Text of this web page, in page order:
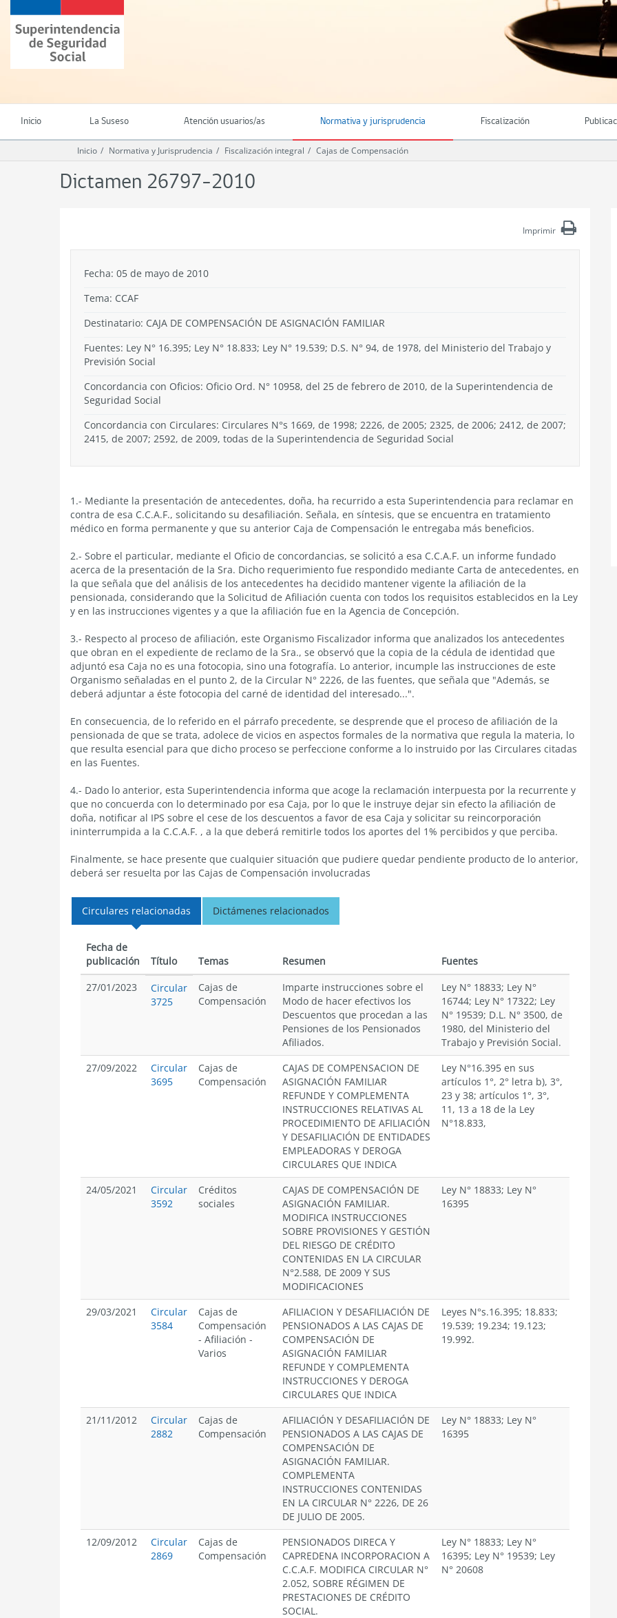
contenido
principal
Superintendencia
de
Seguridad
(SUSESO)
Chile
Inicio La Suseso Atención usuarios/as Normativa y jurisprudencia Fiscalización
Inicio Normativa y Jurisprudencia Fiscalización integral Cajas de Compensación
Dictamen 26797-2010
Imprimir
Fecha: 05 de mayo de 2010
Tema: CCAF
Destinatario: CAJA DE COMPENSACIÓN DE ASIGNACIÓN FAMILIAR
Fuentes: Ley N° 16.395; Ley N° 18.833; Ley N° 19.539; D.S. N° 94, de 1978, del Ministerio del Trabajo y
Previsión Social
Concordancia con Oficios: Oficio Ord. N° 10958, del 25 de febrero de 2010, de la Superintendencia de
Seguridad Social
Concordancia con Circulares: Circulares N°s 1669, de 1998; 2226, de 2005; 2325, de 2006; 2412, de 2007;
2415, de 2007; 2592, de 2009, todas de la Superintendencia de Seguridad Social
1.- Mediante la presentación de antecedentes, doña, ha recurrido a esta Superintendencia para reclamar en
contra de esa C.C.A.F., solicitando su desafiliación. Señala, en síntesis, que se encuentra en tratamiento
médico en forma permanente y que su anterior Caja de Compensación le entregaba más beneficios.
2.- Sobre el particular, mediante el Oficio de concordancias, se solicitó a esa C.C.A.F. un informe fundado
acerca de la presentación de la Sra. Dicho requerimiento fue respondido mediante Carta de antecedentes, en
la que señala que del análisis de los antecedentes ha decidido mantener vigente la afiliación de la
pensionada, considerando que la Solicitud de Afiliación cuenta con todos los requisitos establecidos en la Ley
y en las instrucciones vigentes y a que la afiliación fue en la Agencia de Concepción.
3.- Respecto al proceso de afiliación, este Organismo Fiscalizador informa que analizados los antecedentes
que obran en el expediente de reclamo de la Sra., se observó que la copia de la cédula de identidad que
adjuntó esa Caja no es una fotocopia, sino una fotografía. Lo anterior, incumple las instrucciones de este
Organismo señaladas en el punto 2, de la Circular N° 2226, de las fuentes, que señala que "Además, se
deberá adjuntar a éste fotocopia del carné de identidad del interesado...".
En consecuencia, de lo referido en el párrafo precedente, se desprende que el proceso de afiliación de la
pensionada de que se trata, adolece de vicios en aspectos formales de la normativa que regula la materia, lo
que resulta esencial para que dicho proceso se perfeccione conforme a lo instruido por las Circulares citadas
en las Fuentes.
4.- Dado lo anterior, esta Superintendencia informa que acoge la reclamación interpuesta por la recurrente y
que no concuerda con lo determinado por esa Caja, por lo que le instruye dejar sin efecto la afiliación de
doña, notificar al IPS sobre el cese de los descuentos a favor de esa Caja y solicitar su reincorporación
ininterrumpida a la C.C.A.F. , a la que deberá remitirle todos los aportes del 1% percibidos y que perciba.
Finalmente, se hace presente que cualquier situación que pudiere quedar pendiente producto de lo anterior,
deberá ser resuelta por las Cajas de Compensación involucradas
Circulares relacionadas Dictámenes relacionados
Fecha de
publicación
Título Temas Resumen
Fuentes
27/01/2023
Circular
3725
Cajas de
Compensación
Imparte instrucciones sobre el
Modo de hacer efectivos los
Descuentos que procedan a las
Pensiones de los Pensionados
Afiliados.
Ley N° 18833; Ley N°
16744; Ley N° 17322; Ley
N° 19539; D.L. N° 3500, de
1980, del Ministerio del
Trabajo y Previsión Social.
27/09/2022
Circular
3695
Cajas de
Compensación
CAJAS DE COMPENSACION DE
ASIGNACIÓN FAMILIAR
REFUNDE Y COMPLEMENTA
INSTRUCCIONES RELATIVAS AL
PROCEDIMIENTO DE AFILIACIÓN
Y DESAFILIACIÓN DE ENTIDADES
EMPLEADORAS Y DEROGA
CIRCULARES QUE INDICA
Ley N°16.395 en sus
artículos 1°, 2° letra b), 3°,
23 y 38; artículos 1°, 3°,
11, 13 a 18 de la Ley
N°18.833,
24/05/2021
Circular
3592
Créditos
sociales
CAJAS DE COMPENSACIÓN DE
ASIGNACIÓN FAMILIAR.
MODIFICA INSTRUCCIONES
SOBRE PROVISIONES Y GESTIÓN
DEL RIESGO DE CRÉDITO
CONTENIDAS EN LA CIRCULAR
N°2.588, DE 2009 Y SUS
MODIFICACIONES
Ley N° 18833; Ley N°
16395
29/03/2021
Circular
3584
Cajas de
Compensación
- Afiliación -
Varios
AFILIACION Y DESAFILIACIÓN DE
PENSIONADOS A LAS CAJAS DE
COMPENSACIÓN DE
ASIGNACIÓN FAMILIAR
REFUNDE Y COMPLEMENTA
INSTRUCCIONES Y DEROGA
CIRCULARES QUE INDICA
Leyes N°s.16.395; 18.833;
19.539; 19.234; 19.123;
19.992.
21/11/2012
Circular
2882
Cajas de
Compensación
AFILIACIÓN Y DESAFILIACIÓN DE
PENSIONADOS A LAS CAJAS DE
COMPENSACIÓN DE
ASIGNACIÓN FAMILIAR.
COMPLEMENTA
INSTRUCCIONES CONTENIDAS
EN LA CIRCULAR N° 2226, DE 26
DE JULIO DE 2005.
Ley N° 18833; Ley N°
16395
12/09/2012
Circular
2869
Cajas de
Compensación
PENSIONADOS DIRECA Y
CAPREDENA INCORPORACION A
C.C.A.F. MODIFICA CIRCULAR N°
2.052, SOBRE RÉGIMEN DE
PRESTACIONES DE CRÉDITO
SOCIAL.
Ley N° 18833; Ley N°
16395; Ley N° 19539; Ley
N° 20608